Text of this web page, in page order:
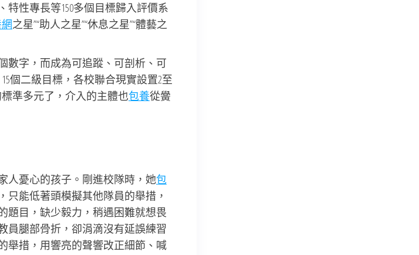
特性專長等150多個目標歸入評價系
之星”“助人之星”“休息之星”“體藝之
數字，而成為可追蹤、可剖析、可
個二級目標，各校聯合現實設置2至
準多元了，介入的主體也包養從黌
人憂心的孩子。剛進校隊時，她包
能低著頭模擬其他隊員的舉措，
題目，缺少毅力，稍遇困難就想畏
員腿部骨折，卻涓滴沒有延誤練習
措，用響亮的聲響改正細節、喊